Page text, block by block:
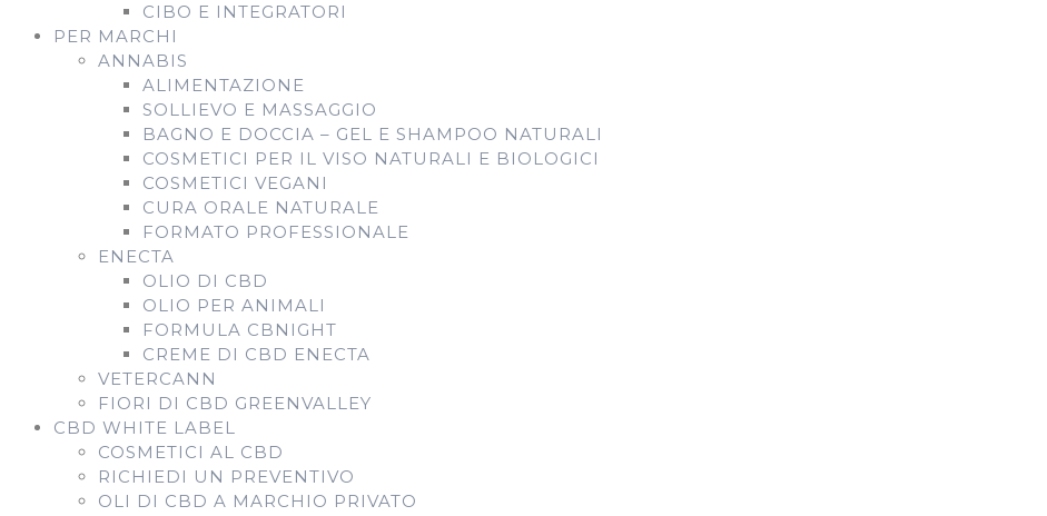
CIBO E INTEGRATORI
PER MARCHI
ANNABIS
ALIMENTAZIONE
SOLLIEVO E MASSAGGIO
BAGNO E DOCCIA – GEL E SHAMPOO NATURALI
COSMETICI PER IL VISO NATURALI E BIOLOGICI
COSMETICI VEGANI
CURA ORALE NATURALE
FORMATO PROFESSIONALE
ENECTA
OLIO DI CBD
OLIO PER ANIMALI
FORMULA CBNIGHT
CREME DI CBD ENECTA
VETERCANN
FIORI DI CBD GREENVALLEY
CBD WHITE LABEL
COSMETICI AL CBD
RICHIEDI UN PREVENTIVO
OLI DI CBD A MARCHIO PRIVATO